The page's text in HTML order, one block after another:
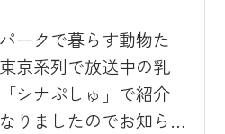
たしますので、お出
ご確認ください。 送
岡駅⇔群
迎バス時刻表と運行
ークで暮らす動物た
京系列で放送中の乳
シナぷしゅ」で紹介
りましたのでお知ら